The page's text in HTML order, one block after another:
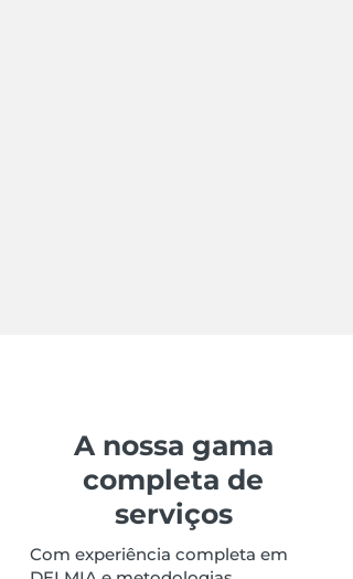
A nossa gama
completa de
serviços
Com experiência completa em